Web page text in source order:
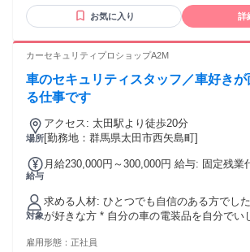
お気に入り 詳
カーセキュリティプロショップA2M
車のセキュリティスタッフ／車好き
る仕事です
場所
アクセス: 太田駅より徒歩20分
[勤務地：群馬県太田市西矢島町]
給与
月給230,000円～300,000円 給与: 固定残業代あり：月給
￥18,000〜￥23,400（10時間30分相当分）
分を超える残業代は追加で支給する。 昇給：年2回（能力制に
より、できる業務により基本給が上がります） 賞与：
（6月、12月） 通勤手当：非課税範囲で全額支給 家族手当：
対象
求める人材: ひとつでも自信のある方でしたら大歓迎です * 車
が好きな方 * 自分の車の電装品を自分でい
のある方 * 笑顔を絶やさない方
雇用形態： 正社員